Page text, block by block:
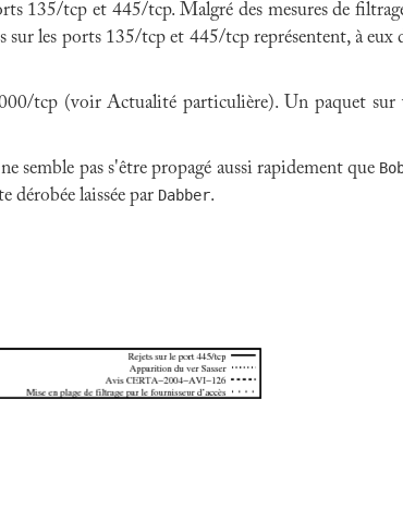
135/tcp et 445/tcp. Malgré des mesures de
sur les ports 135/tcp et 445/tcp représentent, à eux
tcp (voir Actualité particulière). Un paquet sur
semble pas s'être propagé aussi rapidement que
dérobée laissée par Dabber.